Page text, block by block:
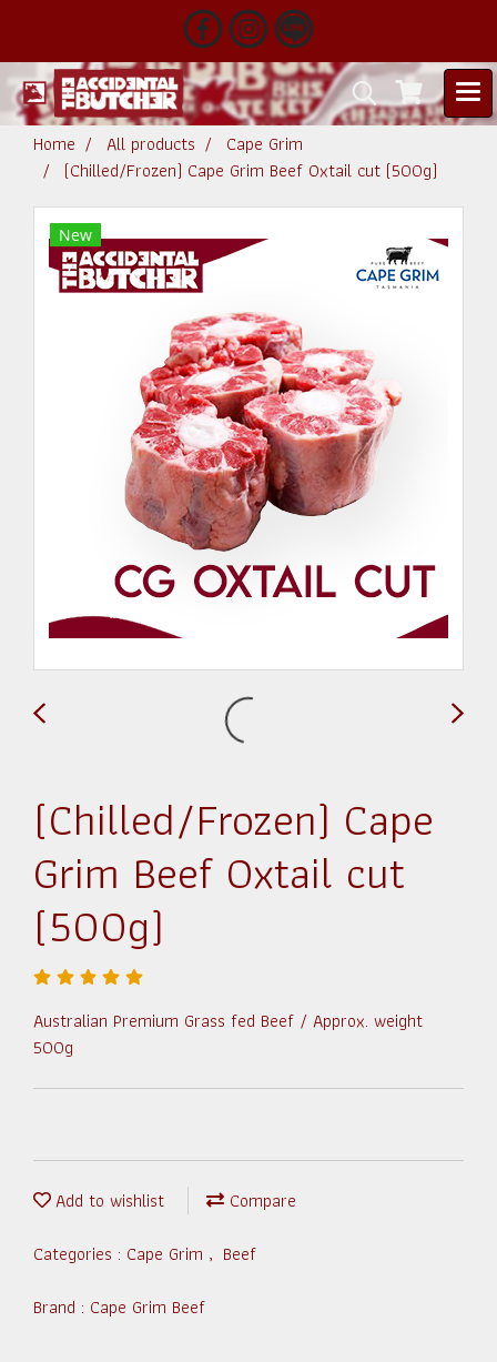
Home All products
Cape Grim
(Chilled/Frozen) Cape Grim Beef Oxtail cut (500g)
New
(Chilled/Frozen) Cape
Grim Beef Oxtail cut
(500g)
Australian Premium Grass fed Beef / Approx. weight
500g
Add to wishlist
Compare
Categories : Cape Grim , Beef
Brand : Cape Grim Beef